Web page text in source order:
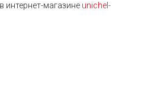
магазине unichel-